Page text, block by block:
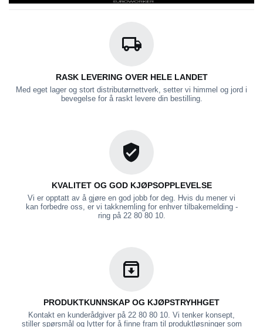
RASK LEVERING OVER HELE LANDET
Med eget lager og stort distributørnettverk, setter vi himmel og jord i
bevegelse for å raskt levere din bestilling.
KVALITET OG GOD KJØPSOPPLEVELSE
Vi er opptatt av å gjøre en god jobb for deg. Hvis du mener vi
kan forbedre oss, er vi takknemling for enhver tilbakemelding -
ring på 22 80 80 10.
PRODUKTKUNNSKAP OG KJØPSTRYHHGET
Kontakt en kunderådgiver på 22 80 80 10. Vi tenker konsept,
stiller spørsmål og lytter for å finne fram til produktløsninger som